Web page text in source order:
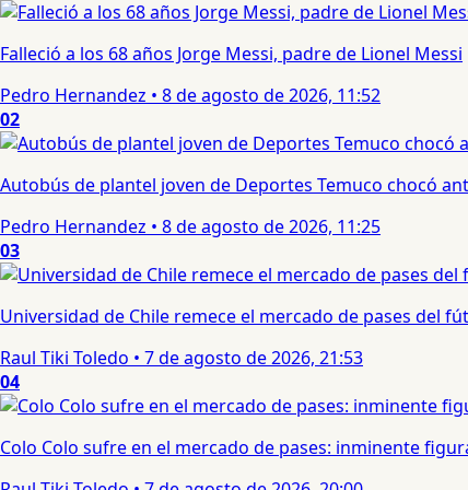
Falleció a los 68 años Jorge Messi, padre de Lionel Messi
Pedro Hernandez • 8 de agosto de 2026, 11:52
02
Autobús de plantel joven de Deportes Temuco chocó
Pedro Hernandez • 8 de agosto de 2026, 11:25
03
Universidad de Chile remece el mercado de pases del
Raul Tiki Toledo • 7 de agosto de 2026, 21:53
04
Colo Colo sufre en el mercado de pases: inminente